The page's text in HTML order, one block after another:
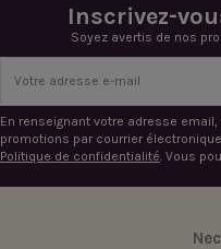
Inscrivez-
Soyez avertis de nos
En renseignant votre adresse
promotions par courrier
Politique de confidentialité. Vous